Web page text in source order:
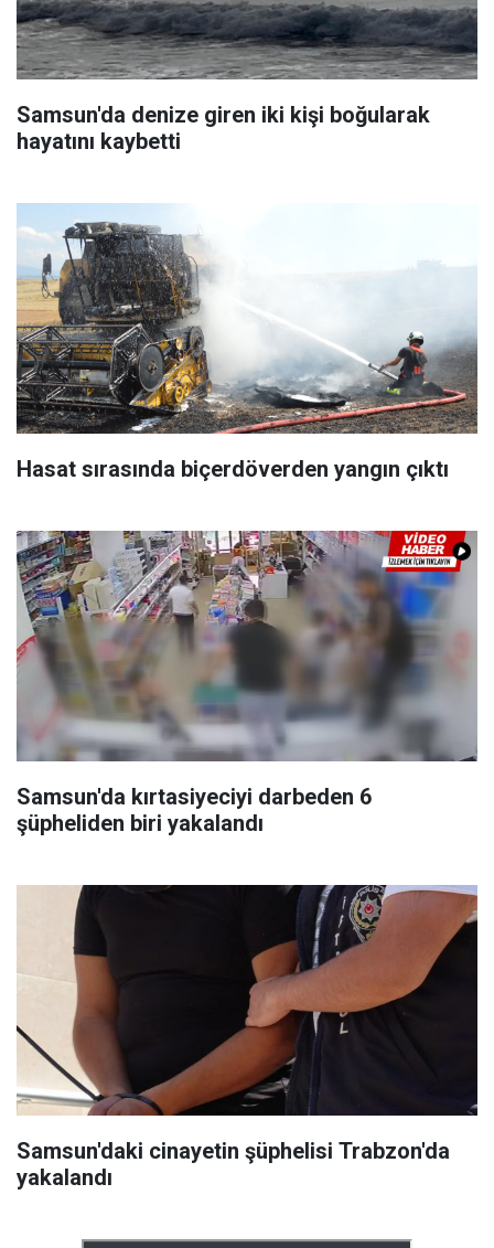
Samsun'da denize giren iki kişi boğularak
hayatını kaybetti
Hasat sırasında biçerdöverden yangın çıktı
Samsun'da kırtasiyeciyi darbeden 6
şüpheliden biri yakalandı
Samsun'daki cinayetin şüphelisi Trabzon'da
yakalandı